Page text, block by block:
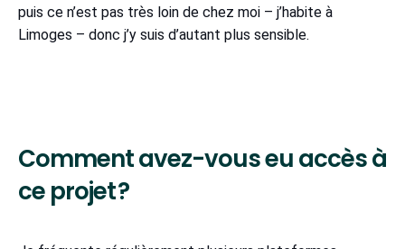
puis ce n’est pas très loin de chez moi – j’habite à
Limoges – donc j’y suis d’autant plus sensible.
Comment avez-vous eu accès à
ce projet ?